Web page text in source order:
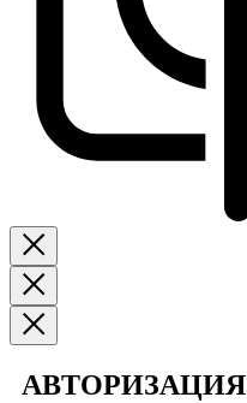
АВТОРИЗАЦИЯ